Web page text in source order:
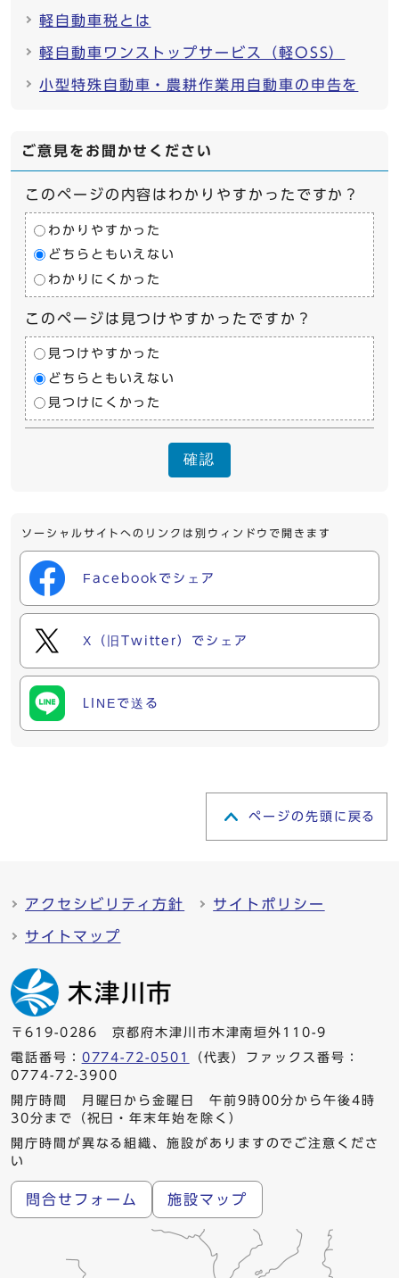
軽自動車税とは
軽自動車ワンストップサービス（軽OSS）
小型特殊自動車・農耕作業用自動車の申告を
ご意見をお聞かせください
このページの内容はわかりやすかったですか？
わかりやすかった
どちらともいえない
わかりにくかった
このページは見つけやすかったですか？
見つけやすかった
どちらともいえない
見つけにくかった
確認
ソーシャルサイトへのリンクは別ウィンドウで開きます
Facebookでシェア
X（旧Twitter）でシェア
LINEで送る
ページの先頭に戻る
アクセシビリティ方針 サイトポリシー
サイトマップ
〒619-0286 京都府木津川市木津南垣外110-9
電話番号： 0774-72-0501
（代表）ファックス番号：
0774-72-3900
開庁時間 月曜日から金曜日 午前9時00分から午後4時
30分まで（祝日・年末年始を除く）
開庁時間が異なる組織、施設がありますのでご注意くださ
い
問合せフォーム 施設マップ